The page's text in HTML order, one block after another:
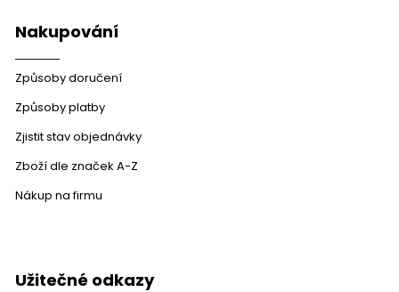
Nakupování
Způsoby doručení
Způsoby platby
Zjistit stav objednávky
Zboží dle značek A-Z
Nákup na firmu
Užitečné odkazy